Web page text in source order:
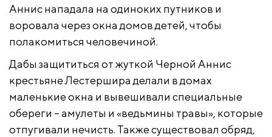
Аннис нападала на одиноких путников и
воровала через окна домов детей, чтобы
полакомиться человечиной.
Дабы защититься от жуткой Черной Аннис
крестьяне Лестершира делали в домах
маленькие окна и вывешивали специальные
обереги – амулеты и «ведьмины травы», которые
отпугивали нечисть. Также существовал обряд,